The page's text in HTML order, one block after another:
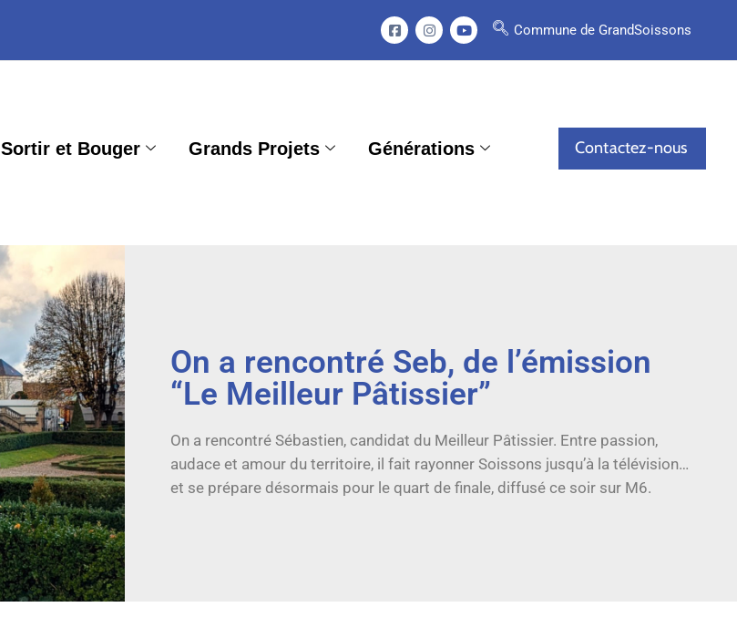
Commune de GrandSoissons
Sortir et Bouger Grands Projets Générations Contactez-nous
On a rencontré Seb, de l’émission
“Le Meilleur Pâtissier”
On a rencontré Sébastien, candidat du Meilleur Pâtissier. Entre passion,
audace et amour du territoire, il fait rayonner Soissons jusqu’à la télévision…
et se prépare désormais pour le quart de finale, diffusé ce soir sur M6.